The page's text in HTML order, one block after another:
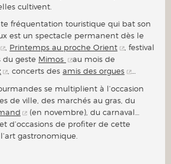
cultivent.
fréquentation touristique qui bat son
est un spectacle permanent dès le
, Printemps au proche Orient
, festival
geste Mimos
au mois de
, concerts desamis des orgues
…
se multiplient à l’occasion
de ville, des marchés au gras, du
(en novembre), du carnaval…
d’occasions de profiter de cette
gastronomique.